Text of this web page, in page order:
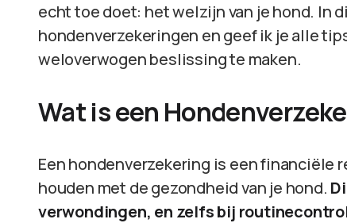
echt toe doet: het welzijn van je hond. In
hondenverzekeringen en geef ik je alle
weloverwogen beslissing te maken.
Wat is een
Een hondenverzekering is een financiële
houden met de gezondheid van je hond.
verwondingen, en zelfs bij